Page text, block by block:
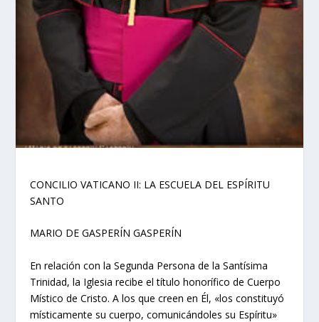
CONCILIO VATICANO II: LA ESCUELA DEL ESPÍRITU
SANTO
MARIO DE GASPERÍN GASPERÍN
En relación con la Segunda Persona de la Santísima
Trinidad, la Iglesia recibe el título honorífico de Cuerpo
Místico de Cristo. A los que creen en Él, «los constituyó
místicamente su cuerpo, comunicándoles su Espíritu»